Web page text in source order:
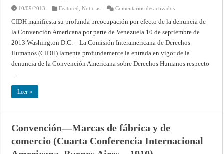
10/09/2013 Featured ,Noticias Comentarios desactivadosen
manifiesta
su
profunda
por
efecto
de
la
denuncia
CIDH manifiesta su profunda preocupación por efecto de la denuncia de
la Convención Americana por parte de Venezuela 10 de septiembre de
2013 Washington D.C. – La Comisión Interamericana de Derechos
Humanos (CIDH) lamenta profundamente la entrada en vigor de la
denuncia de la Convención Americana sobre Derechos Humanos respecto
Leer »
Convención—Marcas de fábrica y de
comercio (Cuarta Conferencia Internacional